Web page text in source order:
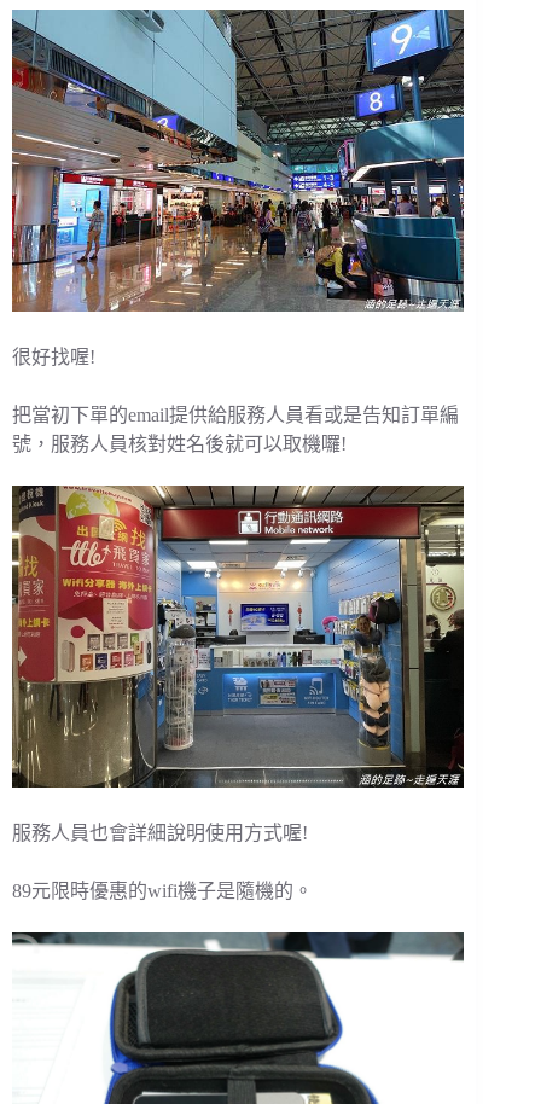
很好找喔!
把當初下單的email提供給服務人員看或是告知訂單編
號，服務人員核對姓名後就可以取機囉!
服務人員也會詳細說明使用方式喔!
89元限時優惠的wifi機子是隨機的。